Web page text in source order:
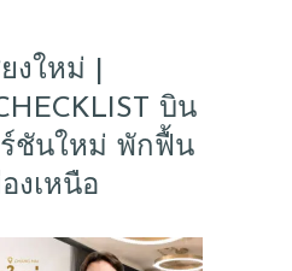
งใหม่ |
บิน
ร์ชันใหม่ พักฟื้น
งเหนือ